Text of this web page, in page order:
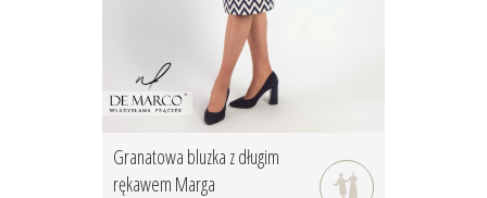
Granatowa bluzka z długim
rękawem Marga